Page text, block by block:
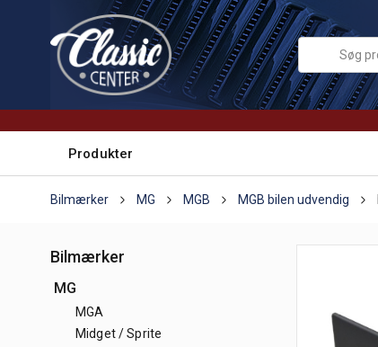
Produkter
Bilmærker MG MGB MGB bilen udvendig
Bilmærker
MG
MGA
Midget / Sprite